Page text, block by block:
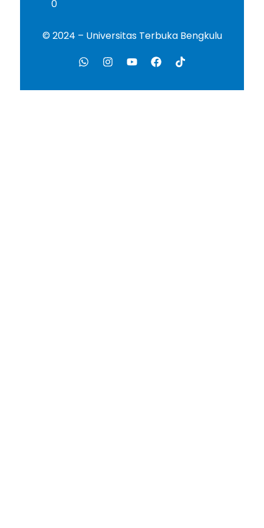
0
© 2024 – Universitas Terbuka Bengkulu